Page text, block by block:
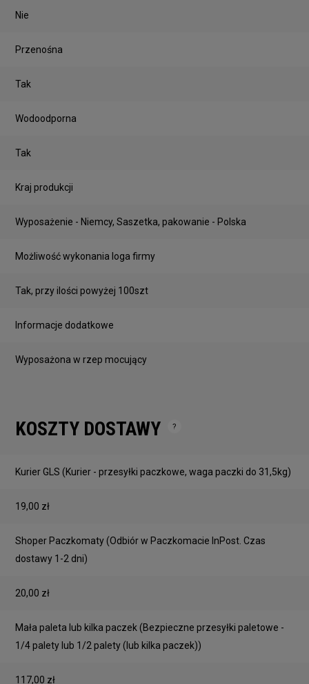
Nie
Przenośna
Tak
Wodoodporna
Tak
Kraj produkcji
Wyposażenie - Niemcy, Saszetka, pakowanie - Polska
Możliwość wykonania loga firmy
Tak, przy ilości powyżej 100szt
Informacje dodatkowe
Wyposażona w rzep mocujący
KOSZTY DOSTAWY
Kurier GLS (Kurier - przesyłki paczkowe, waga paczki do 31,5kg)
19,00 zł
Shoper Paczkomaty(Odbiór w Paczkomacie InPost. Czas
dostawy 1-2 dni)
20,00 zł
Mała paleta lub kilka paczek (Bezpieczne przesyłki paletowe -
1/4 palety lub 1/2 palety (lub kilka paczek))
117,00 zł